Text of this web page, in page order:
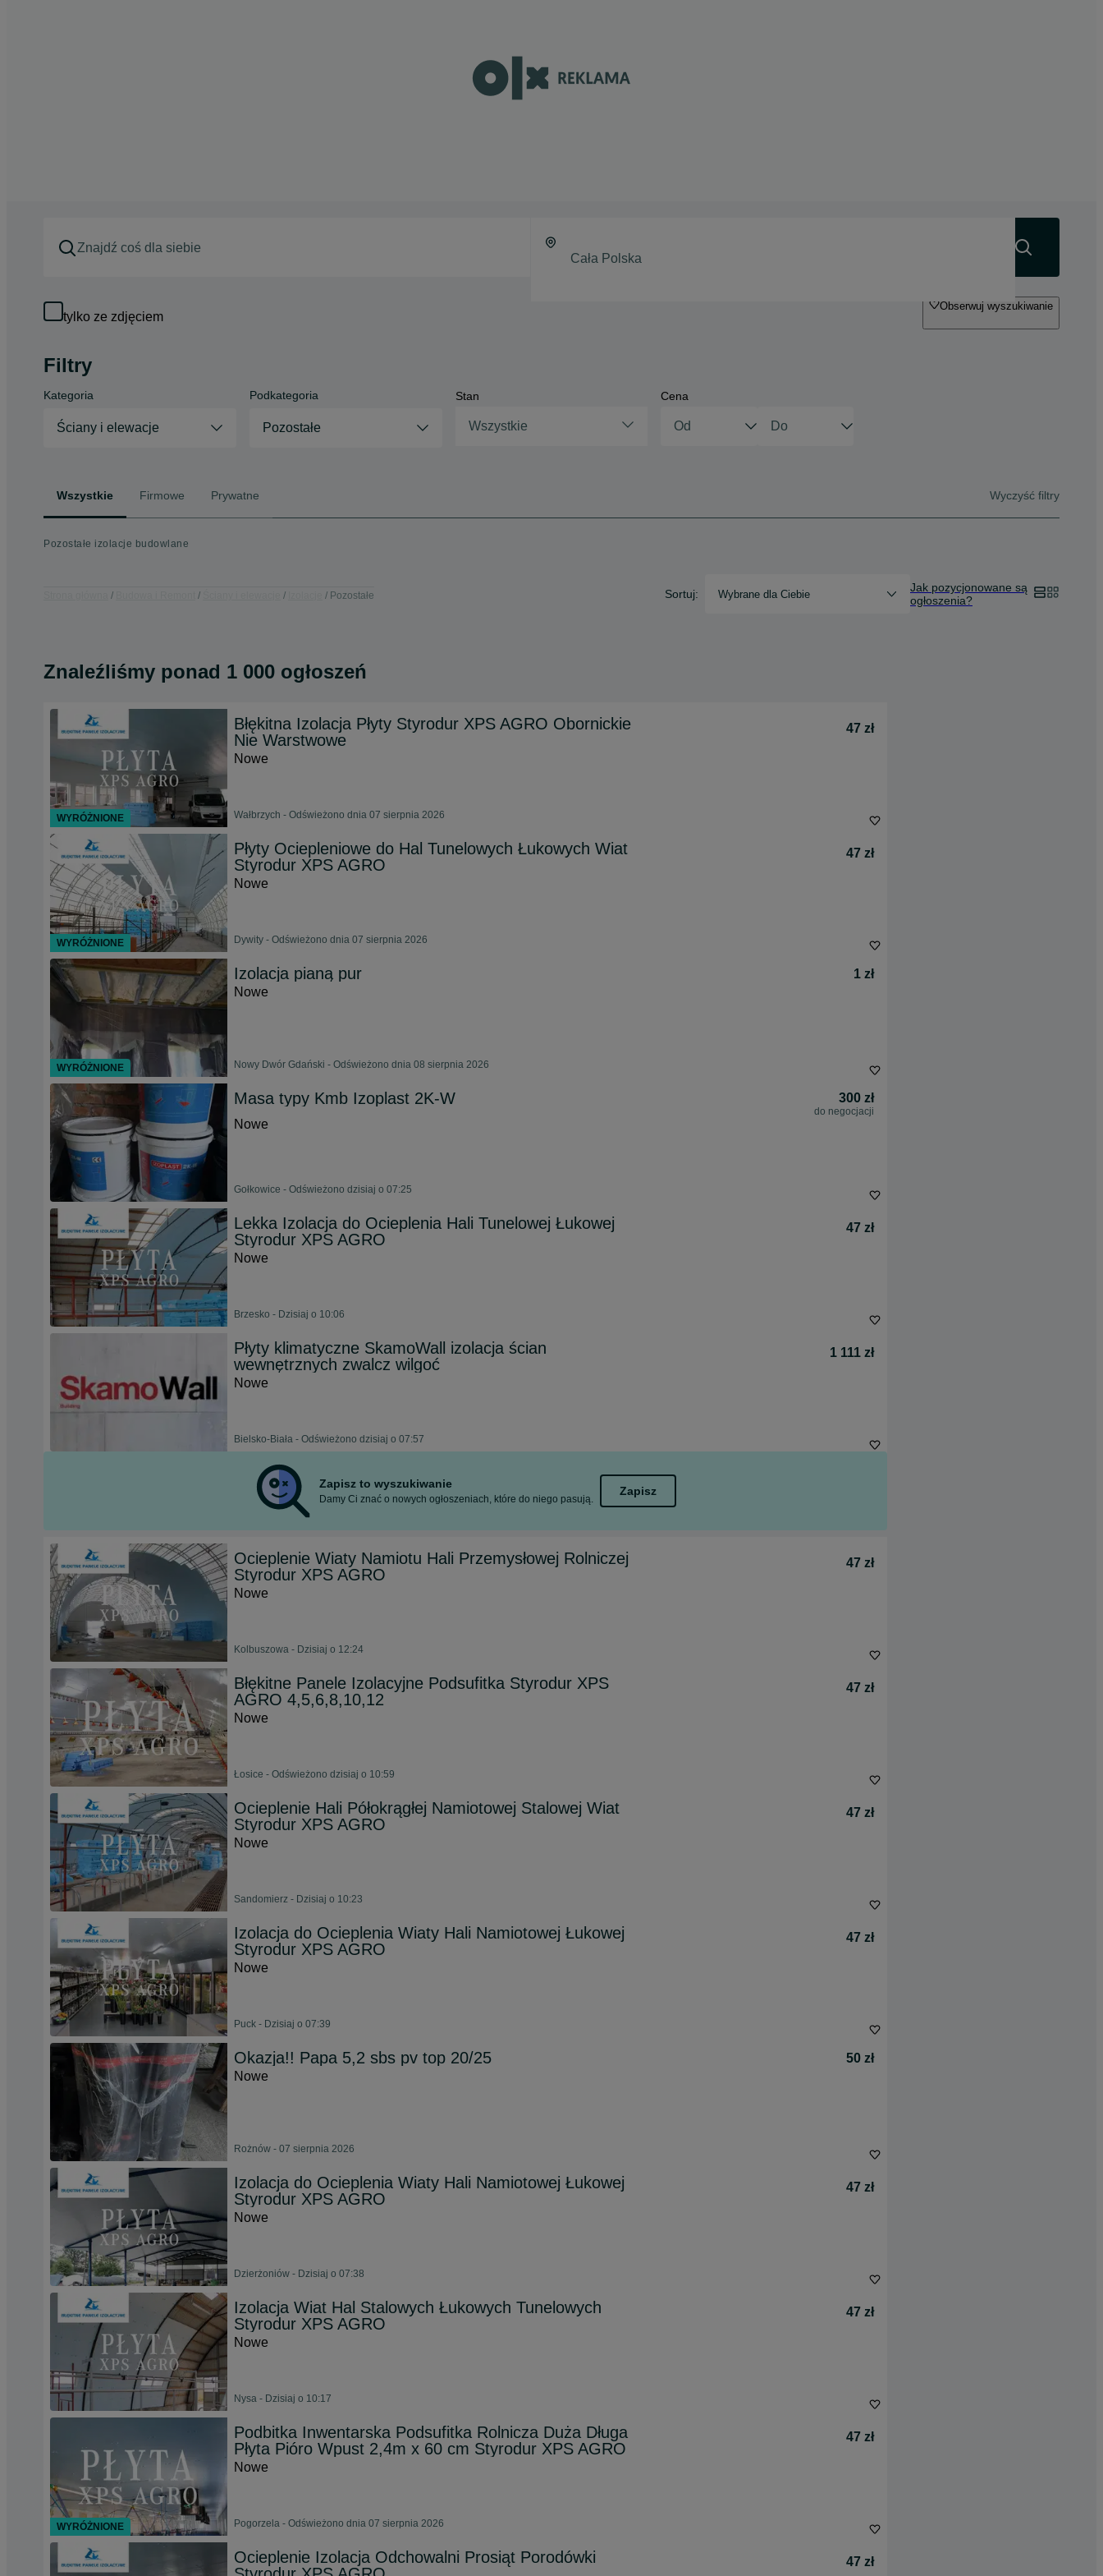
tylko ze zdjęciem
Obserwuj wyszukiwanie
Filtry
Kategoria
Ściany i elewacje
Podkategoria
Pozostałe
Stan
Wszystkie
Cena
Wszystkie Firmowe Prywatne Wyczyść filtry
Pozostałe izolacje budowlane
Pozostałe Sortuj: Wybrane dla Ciebie
Jak pozycjonowane są
ogłoszenia?
Znaleźliśmy ponad 1 000 ogłoszeń
Błękitna Izolacja Płyty Styrodur XPS AGRO Obornickie
Nie Warstwowe
47 zł
Nowe
Wałbrzych - Odświeżono dnia 07 sierpnia 2026
Płyty Ociepleniowe do Hal Tunelowych Łukowych Wiat
Styrodur XPS AGRO
47 zł
Nowe
Dywity - Odświeżono dnia 07 sierpnia 2026
Izolacja pianą pur
1 zł
Nowe
Nowy Dwór Gdański - Odświeżono dnia 08 sierpnia 2026
Masa typy Kmb Izoplast 2K-W 300 zł
do negocjacji
Nowe
Gołkowice - Odświeżono dzisiaj o 07:25
Lekka Izolacja do Ocieplenia Hali Tunelowej Łukowej
Styrodur XPS AGRO
47 zł
Nowe
Brzesko - Dzisiaj o 10:06
Płyty klimatyczne SkamoWall izolacja ścian
wewnętrznych zwalcz wilgoć
1 111 zł
Nowe
Bielsko-Biała - Odświeżono dzisiaj o 07:57
Zapisz to wyszukiwanie
Damy Ci znać o nowych ogłoszeniach, które do niego pasują.
Zapisz
Ocieplenie Wiaty Namiotu Hali Przemysłowej Rolniczej
Styrodur XPS AGRO
47 zł
Nowe
Kolbuszowa - Dzisiaj o 12:24
Błękitne Panele Izolacyjne Podsufitka Styrodur XPS
AGRO 4,5,6,8,10,12
47 zł
Nowe
Łosice - Odświeżono dzisiaj o 10:59
Ocieplenie Hali Półokrągłej Namiotowej Stalowej Wiat
Styrodur XPS AGRO
47 zł
Nowe
Sandomierz - Dzisiaj o 10:23
Izolacja do Ocieplenia Wiaty Hali Namiotowej Łukowej
Styrodur XPS AGRO
47 zł
Nowe
Puck - Dzisiaj o 07:39
Okazja!! Papa 5,2 sbs pv top 20/25
50 zł
Nowe
Rożnów - 07 sierpnia 2026
Izolacja do Ocieplenia Wiaty Hali Namiotowej Łukowej
Styrodur XPS AGRO
47 zł
Nowe
Dzierżoniów - Dzisiaj o 07:38
Izolacja Wiat Hal Stalowych Łukowych Tunelowych
Styrodur XPS AGRO
47 zł
Nowe
Nysa - Dzisiaj o 10:17
Podbitka Inwentarska Podsufitka Rolnicza Duża Długa
Płyta Pióro Wpust 2,4m x 60 cm Styrodur XPS AGRO
47 zł
Nowe
Pogorzela - Odświeżono dnia 07 sierpnia 2026
Ocieplenie Izolacja Odchowalni Prosiąt Porodówki
47 zł
WYRÓŻNIONE
WYRÓŻNIONE
WYRÓŻNIONE
WYRÓŻNIONE